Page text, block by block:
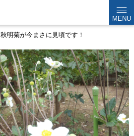
MENU
秋明菊が今まさに見頃です！